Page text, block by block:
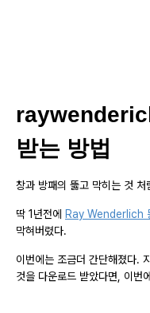
받는 방법
창과 방패의 뚫고 막히는 것
딱 1년전에 Ray Wenderlich
막혀버렸다.
이번에는 조금더 간단해졌다.
것을 다운로드 받았다면, 이